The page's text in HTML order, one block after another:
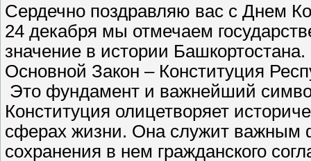
Сердечно поздравляю вас с Днем
24 декабря мы отмечаем
значение в истории
Основной Закон – Конституция
Это фундамент и важнейший
Конституция олицетворяет
сферах жизни. Она служит важным
сохранения в нем гражданского